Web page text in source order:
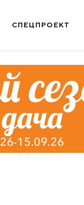
СПЕЦПРОЕКТ